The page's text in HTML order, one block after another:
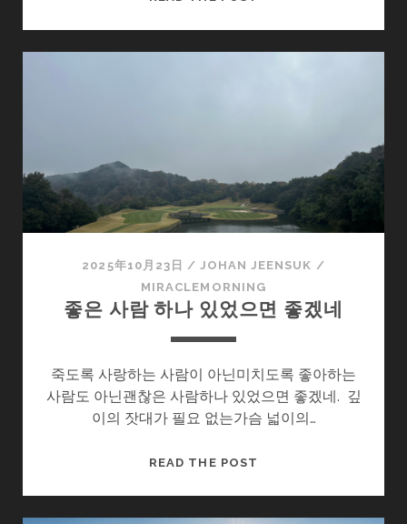
2025年10月23日 / JOHAN JEENSUK /
MIRACLEMORNING
좋은 사람 하나 있었으면 좋겠네
죽도록 사랑하는 사람이 아닌미치도록 좋아하는
사람도 아닌괜찮은 사람하나 있었으면 좋겠네. 깊
이의 잣대가 필요 없는가슴 넓이의…
READ THE POST